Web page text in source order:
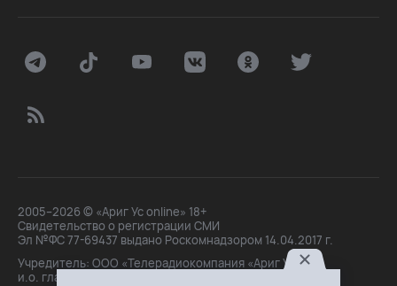
2005–2026 © «Ариг Ус online» 18+
Свидетельство о регистрации СМИ
Эл №ФС 77-69437 выдано Роскомнадзором 14.04.2017 г.
Учредитель: ООО «Телерадиокомпания «Ариг Ус»,
и.о. главного редактора: Маханова О.Б.